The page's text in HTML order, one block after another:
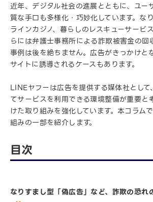
近年、デジタル社会の進展とともに、ユー
質な手口も多様化・巧妙化しています。な
ラインカジノ、暮らしのレスキューサービ
らには弁護士事務所による詐欺被害金の回
事例は後を絶ちません。広告がきっかけと
サイトに誘導されるケースもあります。
LINEヤフーは広告を提供する媒体社として
てサービスを利用できる環境整備が重要と
けた取り組みを強化しています。本コラム
組みの一部を紹介します。
目次
なりすまし型「偽広告」など、詐欺の恐れ